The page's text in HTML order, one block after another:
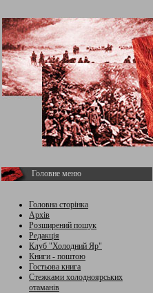
Головне меню
Головна сторінка
Архів
Розширений пошук
Редакція
Клуб "Холодний Яр"
Книги - поштою
Гостьова книга
Стежками холодноярських
отаманів